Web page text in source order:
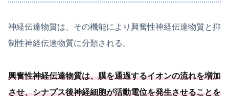
神経伝達物質は、その機能により興奮性神経伝達物質と抑
制性神経伝達物質に分類される。
興奮性神経伝達物質は、膜を通過するイオンの流れを増加
させ、シナプス後神経細胞が活動電位を発生させることを